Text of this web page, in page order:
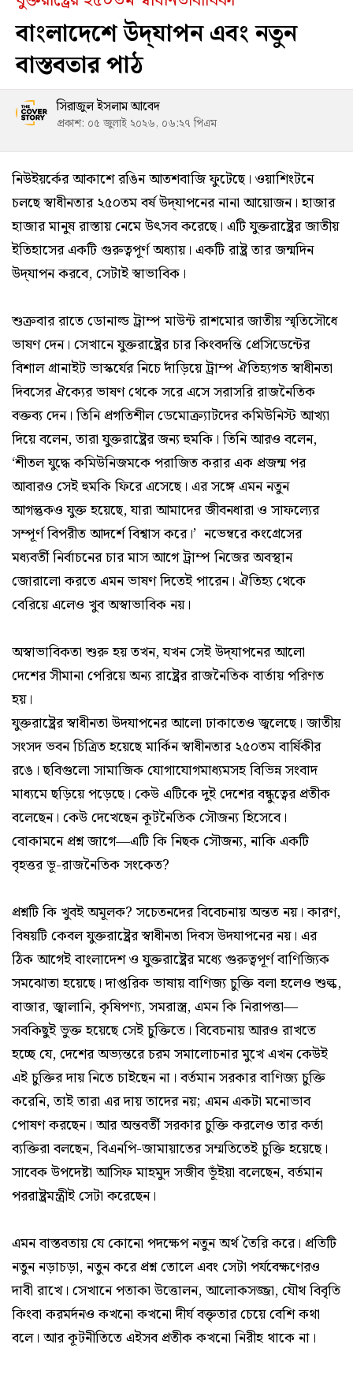
বাংলাদেশে উদ্‌যাপন এবং নতুন
বাস্তবতার পাঠ
সিরাজুল ইসলাম আবেদ
প্রকাশ: ০৫ জুলাই ২০২৬, ০৬:২৭ পিএম
নিউইয়র্কের আকাশে রঙিন আতশবাজি ফুটেছে। ওয়াশিংটনে
চলছে স্বাধীনতার ২৫০তম বর্ষ উদ্‌যাপনের নানা আয়োজন। হাজার
হাজার মানুষ রাস্তায় নেমে উৎসব করেছে। এটি যুক্তরাষ্ট্রের জাতীয়
ইতিহাসের একটি গুরুত্বপূর্ণ অধ্যায়। একটি রাষ্ট্র তার জন্মদিন
উদ্‌যাপন করবে, সেটাই স্বাভাবিক।
শুক্রবার রাতে ডোনাল্ড ট্রাম্প মাউন্ট রাশমোর জাতীয় স্মৃতিসৌধে
ভাষণ দেন। সেখানে যুক্তরাষ্ট্রের চার কিংবদন্তি প্রেসিডেন্টের
বিশাল গ্রানাইট ভাস্কর্যের নিচে দাঁড়িয়ে ট্রাম্প ঐতিহ্যগত স্বাধীনতা
দিবসের ঐক্যের ভাষণ থেকে সরে এসে সরাসরি রাজনৈতিক
বক্তব্য দেন। তিনি প্রগতিশীল ডেমোক্র্যাটদের কমিউনিস্ট আখ্যা
দিয়ে বলেন, তারা যুক্তরাষ্ট্রের জন্য হুমকি। তিনি আরও বলেন,
‘শীতল যুদ্ধে কমিউনিজমকে পরাজিত করার এক প্রজন্ম পর
আবারও সেই হুমকি ফিরে এসেছে। এর সঙ্গে এমন নতুন
আগন্তুকও যুক্ত হয়েছে, যারা আমাদের জীবনধারা ও সাফল্যের
সম্পূর্ণ বিপরীত আদর্শে বিশ্বাস করে।’ নভেম্বরে কংগ্রেসের
মধ্যবর্তী নির্বাচনের চার মাস আগে ট্রাম্প নিজের অবস্থান
জোরালো করতে এমন ভাষণ দিতেই পারেন। ঐতিহ্য থেকে
বেরিয়ে এলেও খুব অস্বাভাবিক নয়।
অস্বাভাবিকতা শুরু হয় তখন, যখন সেই উদ্‌যাপনের আলো
দেশের সীমানা পেরিয়ে অন্য রাষ্ট্রের রাজনৈতিক বার্তায় পরিণত
হয়।
যুক্তরাষ্ট্রের স্বাধীনতা উদযাপনের আলো ঢাকাতেও জ্বলেছে। জাতীয়
সংসদ ভবন চিত্রিত হয়েছে মার্কিন স্বাধীনতার ২৫০তম বার্ষিকীর
রঙে। ছবিগুলো সামাজিক যোগাযোগমাধ্যমসহ বিভিন্ন সংবাদ
মাধ্যমে ছড়িয়ে পড়েছে। কেউ এটিকে দুই দেশের বন্ধুত্বের প্রতীক
বলেছেন। কেউ দেখেছেন কূটনৈতিক সৌজন্য হিসেবে।
বোকামনে প্রশ্ন জাগে—এটি কি নিছক সৌজন্য, নাকি একটি
বৃহত্তর ভূ-রাজনৈতিক সংকেত?
প্রশ্নটি কি খুবই অমূলক? সচেতনদের বিবেচনায় অন্তত নয়। কারণ,
বিষয়টি কেবল যুক্তরাষ্ট্রের স্বাধীনতা দিবস উদযাপনের নয়। এর
ঠিক আগেই বাংলাদেশ ও যুক্তরাষ্ট্রের মধ্যে গুরুত্বপূর্ণ বাণিজ্যিক
সমঝোতা হয়েছে। দাপ্তরিক ভাষায় বাণিজ্য চুক্তি বলা হলেও শুল্ক,
বাজার, জ্বালানি, কৃষিপণ্য, সমরাস্ত্র, এমন কি নিরাপত্তা—
সবকিছুই ভুক্ত হয়েছে সেই চুক্তিতে। বিবেচনায় আরও রাখতে
হচ্ছে যে, দেশের অভ্যন্তরে চরম সমালোচনার মুখে এখন কেউই
এই চুক্তির দায় নিতে চাইছেন না। বর্তমান সরকার বাণিজ্য চুক্তি
করেনি, তাই তারা এর দায় তাদের নয়; এমন একটা মনোভাব
পোষণ করছেন। আর অন্তবর্তী সরকার চুক্তি করলেও তার কর্তা
ব্যক্তিরা বলছেন, বিএনপি-জামায়াতের সম্মতিতেই চুক্তি হয়েছে।
সাবেক উপদেষ্টা আসিফ মাহমুদ সজীব ভূঁইয়া বলেছেন, বর্তমান
পররাষ্ট্রমন্ত্রীই সেটা করেছেন।
এমন বাস্তবতায় যে কোনো পদক্ষেপ নতুন অর্থ তৈরি করে। প্রতিটি
নতুন নড়াচড়া, নতুন করে প্রশ্ন তোলে এবং সেটা পর্যবেক্ষণেরও
দাবী রাখে। সেখানে পতাকা উত্তোলন, আলোকসজ্জা, যৌথ বিবৃতি
কিংবা করমর্দনও কখনো কখনো দীর্ঘ বক্তৃতার চেয়ে বেশি কথা
বলে। আর কূটনীতিতে এইসব প্রতীক কখনো নিরীহ থাকে না।